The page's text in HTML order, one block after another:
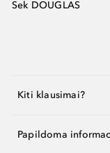
Sek DOUGLAS
Kiti klausimai?
Papildoma